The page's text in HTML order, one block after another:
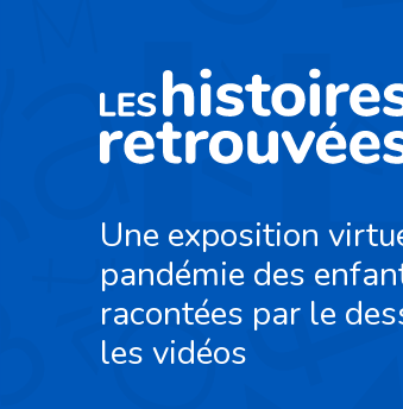
Une exposition
pandémie des
racontées par le
les vidéos